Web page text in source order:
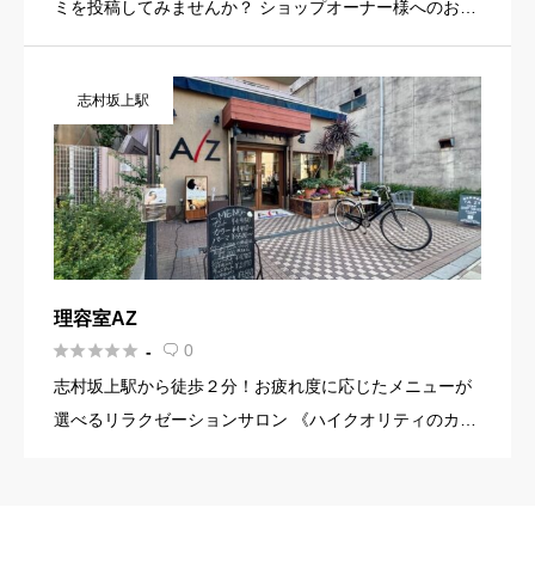
ミを投稿してみませんか？ ショップオーナー様へのお知
報・イメージ写真・メニュー・PR文章・ホームページリ
ンクなど機能を […]
志村坂上駅
理容室AZ
 -  0
志村坂上駅から徒歩２分！お疲れ度に応じたメニューが
選べるリラクゼーションサロン 《ハイクオリティのカッ